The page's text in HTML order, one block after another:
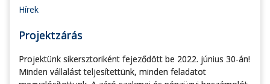
Hírek
Projektzárás
Projektünk sikersztoriként fejeződött be 2022. június 30-án!
Minden vállalást teljesítettünk, minden feladatot